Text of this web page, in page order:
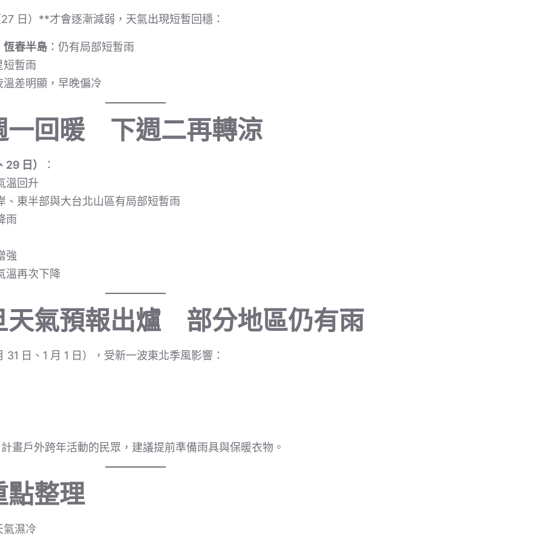
日）**才會逐漸減弱，天氣出現短暫回穩：
恆春半島 ：仍有局部短暫雨
短暫雨
溫差明顯，早晚偏冷
一回暖 下週二再轉涼
日）
：
溫回升
、東半部與大台北山區有局部短暫雨
雨
強
溫再次下降
天氣預報出爐 部分地區仍有雨
日、1 月 1 日），受新一波東北季風影響：
畫戶外跨年活動的民眾，建議提前準備雨具與保暖衣物。
點整理
氣濕冷